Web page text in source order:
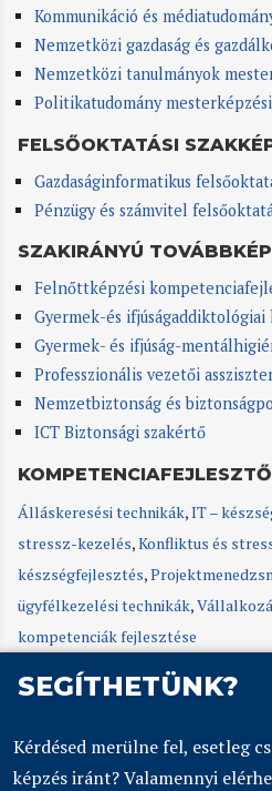
Kommunikáció és
Nemzetközi gazdaság és
Nemzetközi tanulmányok
Politikatudomány
FELSŐOKTATÁSI
Gazdaságinformatikus
Pénzügy és számvitel
SZAKIRÁNYÚ
Felnőttképzési
Gyermek-és ifjúságaddiktológiai
Gyermek- és ifjúság-
Professzionális vezetői
Nemzetbiztonság és
ICT Biztonsági szakértő
Álláskeresési technikák,IT –
stressz-kezelés,Konfliktus és
készségfejlesztés,
ügyfélkezelési technikák,
kompetenciák fejlesztése
SEGÍTHETÜNK?
Kérdésed merülne fel, esetleg
képzés iránt? Valamennyi